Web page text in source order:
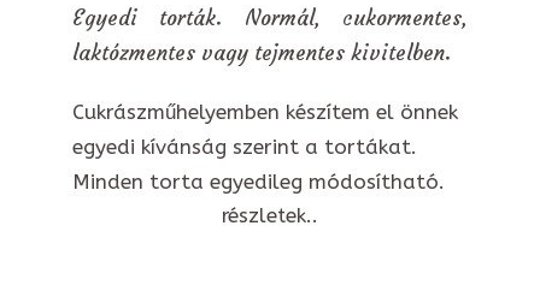
Egyedi torták. Normál, cukormentes,
laktózmentes vagy tejmentes kivitelben.
Cukrászműhelyemben készítem el önnek
egyedi kívánság szerint a tortákat.
Minden torta egyedileg módosítható.
részletek..